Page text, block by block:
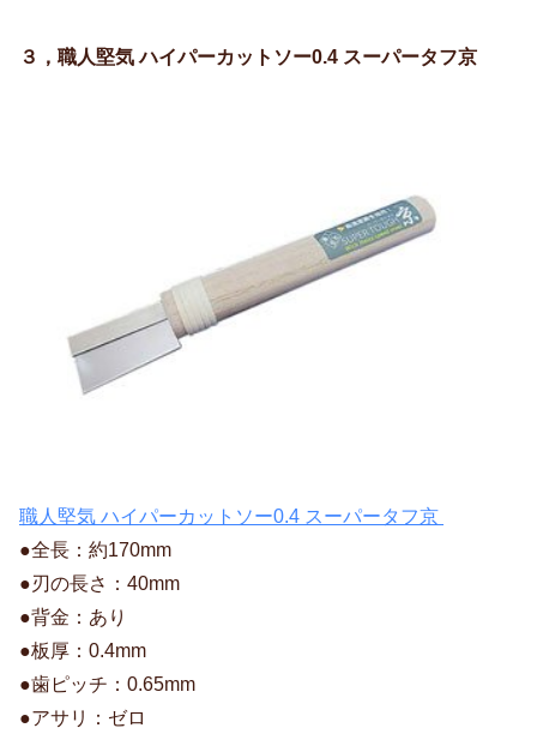
３，職人堅気 ハイパーカットソー0.4 スーパータフ京
職人堅気 ハイパーカットソー0.4 スーパータフ京
●全長：約170mm
●刃の長さ：40mm
●背金：あり
●板厚：0.4mm
●歯ピッチ：0.65mm
●アサリ：ゼロ